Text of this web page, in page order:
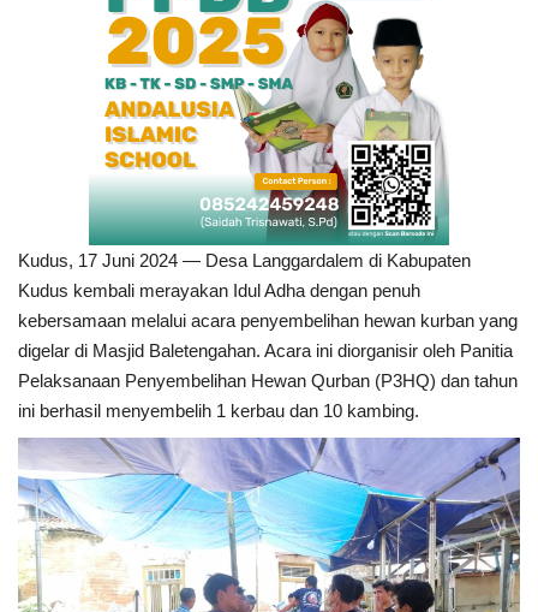
Kudus, 17 Juni 2024 — Desa Langgardalem di Kabupaten
Kudus kembali merayakan Idul Adha dengan penuh
kebersamaan melalui acara penyembelihan hewan kurban yang
digelar di Masjid Baletengahan. Acara ini diorganisir oleh Panitia
Pelaksanaan Penyembelihan Hewan Qurban (P3HQ) dan tahun
ini berhasil menyembelih 1 kerbau dan 10 kambing.